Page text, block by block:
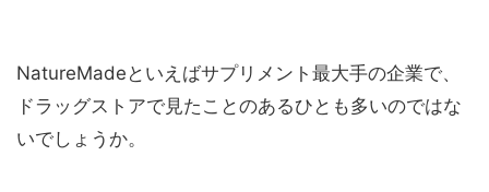
NatureMadeといえばサプリメント最大手の企業で、
ドラッグストアで見たことのあるひとも多いのではな
いでしょうか。